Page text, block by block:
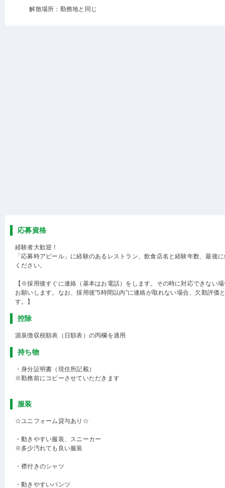
解散場所：勤務地と同じ
応募資格
経験者大歓迎！
「応募時アピール」に経験のあるレストラン、飲食店名と経験年数、最後
ください。
【※採用後すぐに連絡（基本はお電話）をします。その時に対応できない
お願いします。なお、採用後”5時間以内”に連絡が取れない場合、欠勤評価
す。】
控除
源泉徴収税額表（日額表）の丙欄を適用
持ち物
・身分証明書（現住所記載）
※勤務前にコピーさせていただきます
服装
☆ユニフォーム貸与あり☆
・動きやすい服装、スニーカー
※多少汚れても良い服装
・襟付きのシャツ
・動きやすいパンツ